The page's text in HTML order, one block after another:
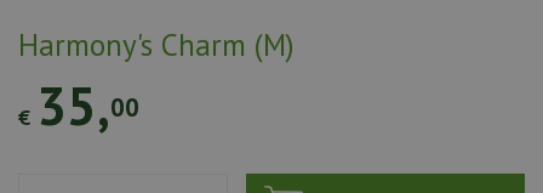
Harmony's Charm (M)
€ 35,00